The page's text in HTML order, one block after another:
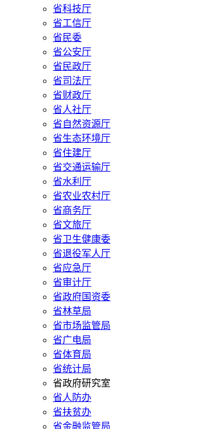
省科技厅
省工信厅
省民委
省公安厅
省民政厅
省司法厅
省财政厅
省人社厅
省自然资源厅
省生态环境厅
省住建厅
省交通运输厅
省水利厅
省农业农村厅
省商务厅
省文旅厅
省卫生健康委
省退役军人厅
省应急厅
省审计厅
省政府国资委
省林草局
省市场监管局
省广电局
省体育局
省统计局
省政府研究室
省人防办
省扶贫办
省金融监管局